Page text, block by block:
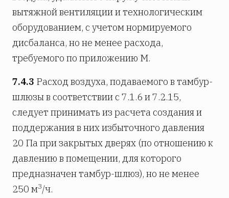
вытяжной вентиляции и технологическим
оборудованием, с учетом нормируемого
дисбаланса, но не менее расхода,
требуемого по приложению М.
7.4.3 Расход воздуха, подаваемого в тамбур-
шлюзы в соответствии с 7.1.6 и 7.2.15,
следует принимать из расчета создания и
поддержания в них избыточного давления
20 Па при закрытых дверях (по отношению к
давлению в помещении, для которого
предназначен тамбур-шлюз), но не менее
250 м3/ч.